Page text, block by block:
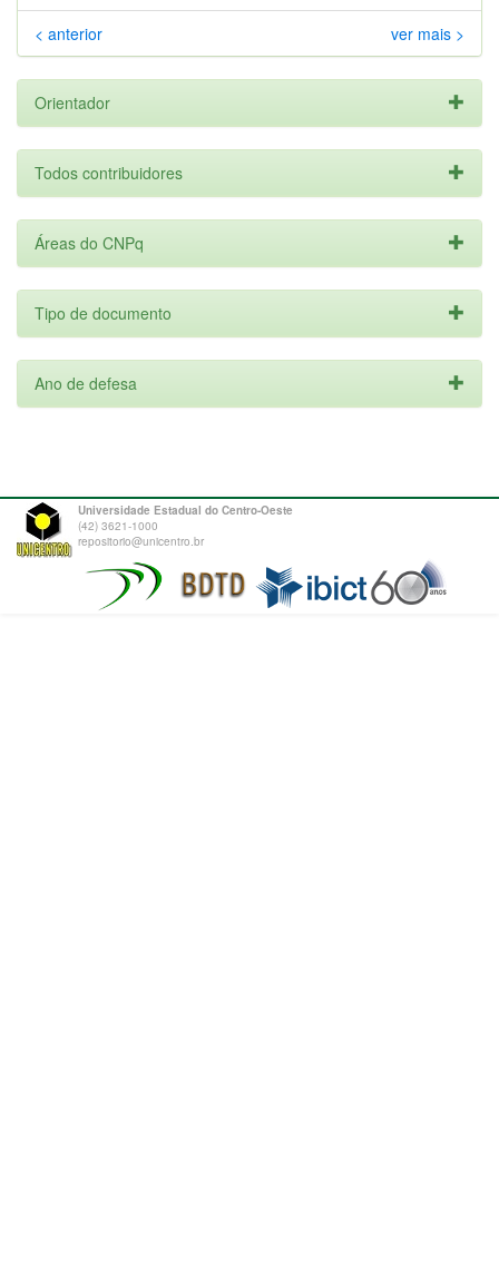
< anterior ver mais >
Orientador
Todos contribuidores
Áreas do CNPq
Tipo de documento
Ano de defesa
Universidade Estadual do Centro-Oeste
(42) 3621-1000
repositorio@unicentro.br